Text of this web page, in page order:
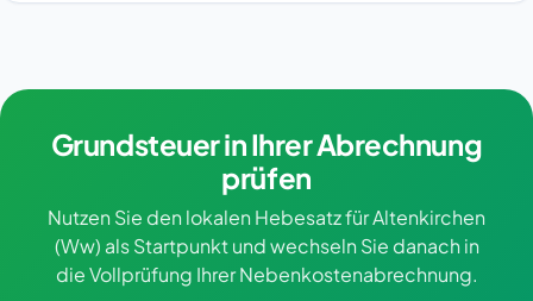
Grundsteuer in Ihrer Abrechnung
prüfen
Nutzen Sie den lokalen Hebesatz für Altenkirchen
(Ww) als Startpunkt und wechseln Sie danach in
die Vollprüfung Ihrer Nebenkostenabrechnung.